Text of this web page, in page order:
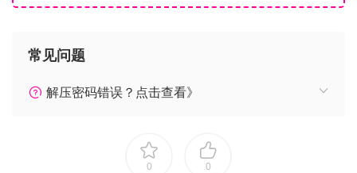
是该系列的最新产品，并采用了来自二战（UKF）的标志性盟
军。体验独特的技术树，挑战玩家，以平衡机动性和防御性之
常见问题
解压密码错误？点击查看》
0 0